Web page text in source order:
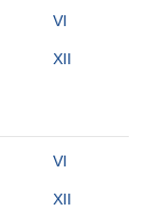
VI
XII
VI
XII